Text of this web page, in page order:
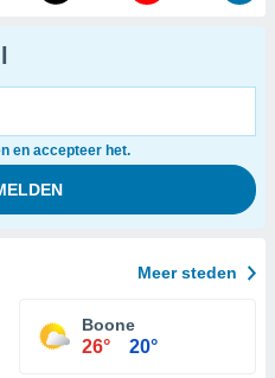
en accepteer het.
Meer steden
Boone
26° 20°